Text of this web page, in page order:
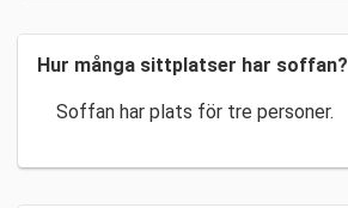
Hur många sittplatser har soffan?
Soffan har plats för tre personer.